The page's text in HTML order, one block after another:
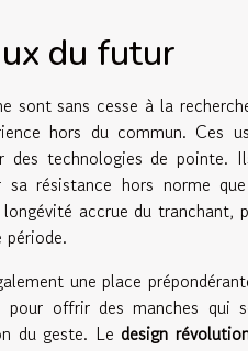
du futur
sont sans cesse à la
hors du commun.
des technologies de
sa résistance hors norme
accrue du tranchant,
période.
une place
pour offrir des manches
du geste. Le design